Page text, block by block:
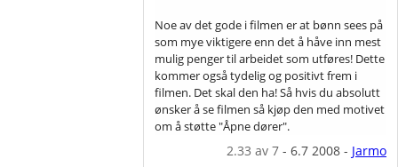
Noe av det gode i filmen er at bønn sees på
som mye viktigere enn det å håve inn mest
mulig penger til arbeidet som utføres! Dette
kommer også tydelig og positivt frem i
filmen. Det skal den ha! Så hvis du absolutt
ønsker å se filmen så kjøp den med motivet
om å støtte "Åpne dører".
2.33 av 7- 6.7 2008- Jarmo